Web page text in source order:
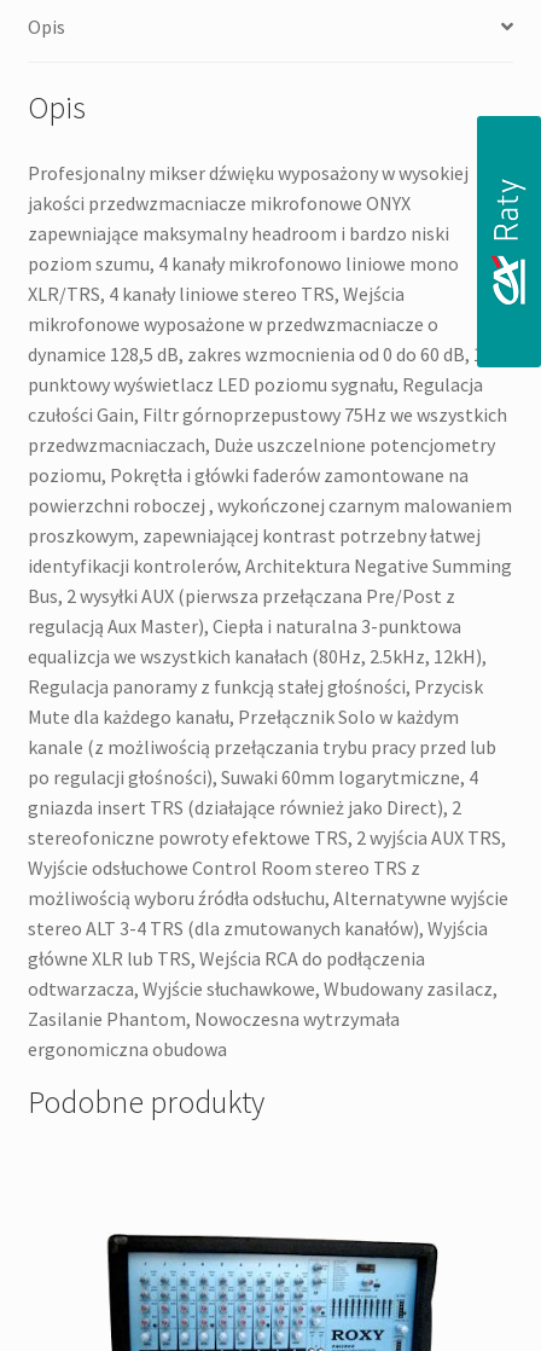
Opis
Opis
Profesjonalny mikser dźwięku wyposażony w wysokiej
jakości przedwzmacniacze mikrofonowe ONYX
zapewniające maksymalny headroom i bardzo niski
poziom szumu, 4 kanały mikrofonowo liniowe mono
XLR/TRS, 4 kanały liniowe stereo TRS, Wejścia
mikrofonowe wyposażone w przedwzmacniacze o
dynamice 128,5 dB, zakres wzmocnienia od 0 do 60 dB, 12
punktowy wyświetlacz LED poziomu sygnału, Regulacja
czułości Gain, Filtr górnoprzepustowy 75Hz we wszystkich
przedwzmacniaczach, Duże uszczelnione potencjometry
poziomu, Pokrętła i główki faderów zamontowane na
powierzchni roboczej , wykończonej czarnym malowaniem
proszkowym, zapewniającej kontrast potrzebny łatwej
identyfikacji kontrolerów, Architektura Negative Summing
Bus, 2 wysyłki AUX (pierwsza przełączana Pre/Post z
regulacją Aux Master), Ciepła i naturalna 3-punktowa
equalizcja we wszystkich kanałach (80Hz, 2.5kHz, 12kH),
Regulacja panoramy z funkcją stałej głośności, Przycisk
Mute dla każdego kanału, Przełącznik Solo w każdym
kanale (z możliwością przełączania trybu pracy przed lub
po regulacji głośności), Suwaki 60mm logarytmiczne, 4
gniazda insert TRS (działające również jako Direct), 2
stereofoniczne powroty efektowe TRS, 2 wyjścia AUX TRS,
Wyjście odsłuchowe Control Room stereo TRS z
możliwością wyboru źródła odsłuchu, Alternatywne wyjście
stereo ALT 3-4 TRS (dla zmutowanych kanałów), Wyjścia
główne XLR lub TRS, Wejścia RCA do podłączenia
odtwarzacza, Wyjście słuchawkowe, Wbudowany zasilacz,
Zasilanie Phantom, Nowoczesna wytrzymała
ergonomiczna obudowa
Podobne produkty